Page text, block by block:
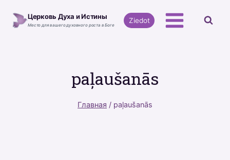
Церковь Духа и Истины
Место для вашего духовного роста в Боге
Ziedot
paļaušanās
Главная / paļaušanās